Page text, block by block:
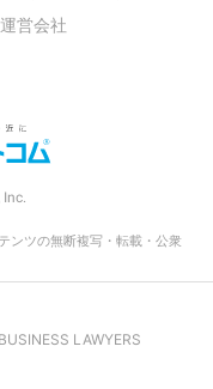
運営会社
ンツの無断複写・転載・公衆
BUSINESS LAWYERS